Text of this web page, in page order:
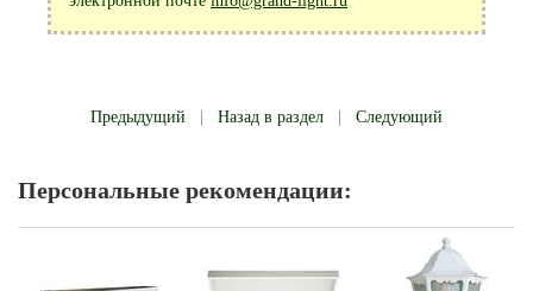
Предыдущий Назад в раздел Следующий
Персональные рекомендации: